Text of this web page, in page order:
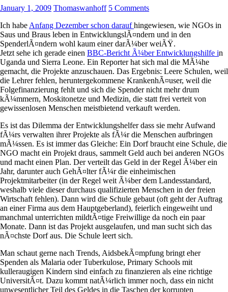
January 1, 2009 Thomaswanhoff 5 Comments
Ich habe Anfang Dezember schon daraufhingewiesen, wie NGOs in
Saus und Braus leben in EntwicklungslÃ¤ndern und in den
SpenderlÃ¤ndern wohl kaum einer darÃ¼ber weiÃŸ.
Jetzt sehe ich gerade einen BBC-Bericht Ã¼ber Entwicklungshilfe in
Uganda und Sierra Leone. Ein Reporter hat sich mal die MÃ¼he
gemacht, die Projekte anzuschauen. Das Ergebnis: Leere Schulen, weil
die Lehrer fehlen, heruntergekommene KrankenhÃ¤user, weil die
Folgefinanzierung fehlt und sich die Spender nicht mehr drum
kÃ¼mmern, Moskitonetze und Medizin, die statt frei verteit von
gewissenlosen Menschen meistbietend verkauft werden.
Es ist das Dilemma der Entwicklungshelfer dass sie mehr Aufwand
fÃ¼rs verwalten ihrer Projekte als fÃ¼r die Menschen aufbringen
mÃ¼ssen. Es ist immer das Gleiche: Ein Dorf braucht eine Schule, die
NGO macht ein Projekt draus, sammelt Geld auch bei anderen NGOs
und macht einen Plan. Der verteilt das Geld in der Regel Ã¼ber ein
Jahr, darunter auch GehÃ¤lter fÃ¼r die einheimischen
Projektmitarbeiter (in der Regel weit Ã¼ber dem Landesstandard,
weshalb viele dieser durchaus qualifizierten Menschen in der freien
Wirtschaft fehlen). Dann wird die Schule gebaut (oft geht der Auftrag
an einer Firma aus dem Hauptgeberland), feierlich eingeweiht und
manchmal unterrichten mildtÃ¤tige Freiwillige da noch ein paar
Monate. Dann ist das Projekt ausgelaufen, und man sucht sich das
nÃ¤chste Dorf aus. Die Schule leert sich.
Man schaut gerne nach Trends, AidsbekÃ¤mpfung bringt eher
Spenden als Malaria oder Tuberkulose, Primary Schools mit
kulleraugigen Kindern sind einfach zu finanzieren als eine richtige
UniversitÃ¤t. Dazu kommt natÃ¼rlich immer noch, dass ein nicht
unwesentlicher Teil des Geldes in die Taschen der korrupten